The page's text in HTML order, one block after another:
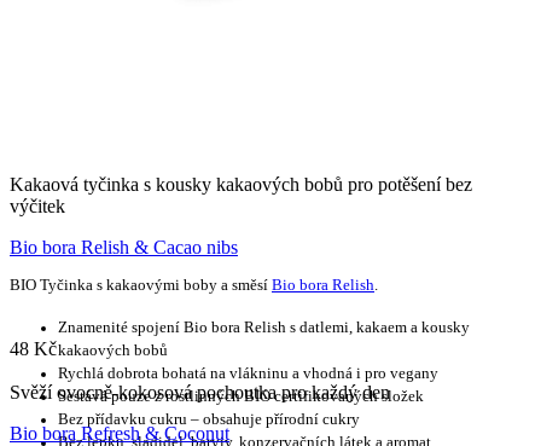
Kakaová tyčinka s kousky kakaových bobů pro potěšení bez
výčitek
Bio bora Relish & Cacao nibs
BIO Tyčinka s kakaovými boby a směsí Bio bora Relish.
Znamenité spojení Bio bora Relish s datlemi, kakaem a kousky
kakaových bobů
Rychlá dobrota bohatá na vlákninu a vhodná i pro vegany
Sestává pouze z rostlinných BIO certifikovaných složek
Bez přídavku cukru – obsahuje přírodní cukry
Bez lepku, sladidel, barviv, konzervačních látek a aromat
48 Kč
Svěží ovocně-kokosová pochoutka pro každý den
Bio bora Refresh & Coconut